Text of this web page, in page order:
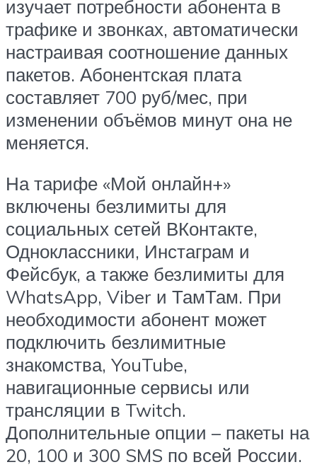
изучает потребности абонента в
трафике и звонках, автоматически
настраивая соотношение данных
пакетов. Абонентская плата
составляет 700 руб/мес, при
изменении объёмов минут она не
меняется.
На тарифе «Мой онлайн+»
включены безлимиты для
социальных сетей ВКонтакте,
Одноклассники, Инстаграм и
Фейсбук, а также безлимиты для
WhatsApp, Viber и ТамТам. При
необходимости абонент может
подключить безлимитные
знакомства, YouTube,
навигационные сервисы или
трансляции в Twitch.
Дополнительные опции – пакеты на
20, 100 и 300 SMS по всей России.